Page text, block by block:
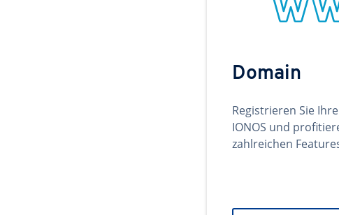
Domain
Registrieren Sie
IONOS und
zahlreichen